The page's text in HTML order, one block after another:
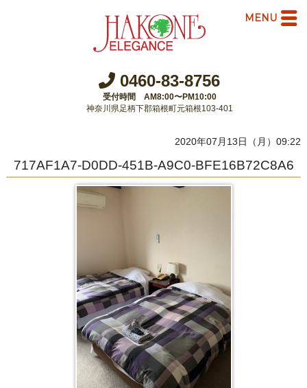
0460-83-8756
受付時間 AM8:00〜PM10:00
神奈川県足柄下郡箱根町元箱根103-401
2020年07月13日（月）09:22
717AF1A7-D0DD-451B-A9C0-BFE16B72C8A6
MENU